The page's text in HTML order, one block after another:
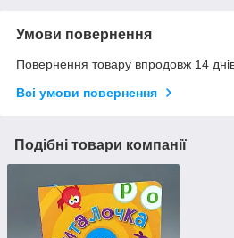
Умови повернення
Повернення товару впродовж 14
Всі умови повернення
Подібні товари компанії